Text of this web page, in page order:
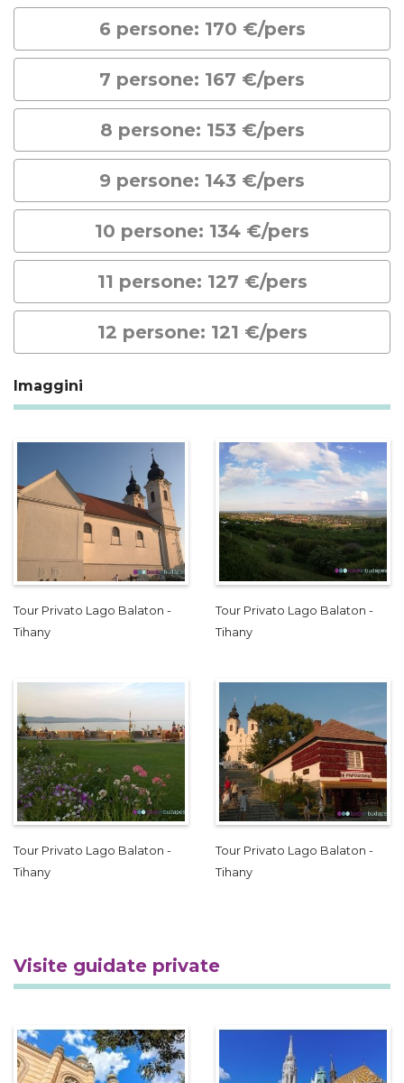
6 persone: 170 €/pers
7 persone: 167 €/pers
8 persone: 153 €/pers
9 persone: 143 €/pers
10 persone: 134 €/pers
11 persone: 127 €/pers
12 persone: 121 €/pers
Imaggini
Tour Privato Lago Balaton -
Tihany
Tour Privato Lago Balaton -
Tihany
Tour Privato Lago Balaton -
Tihany
Tour Privato Lago Balaton -
Tihany
Visite guidate private